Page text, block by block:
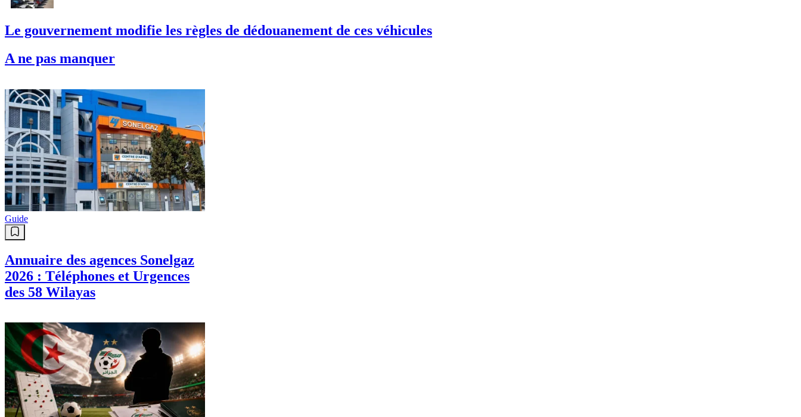
Le gouvernement modifie les règles de dédouanement de ces véhicules
A ne pas manquer
Guide
Annuaire des agences Sonelgaz
2026 : Téléphones et Urgences
des 58 Wilayas